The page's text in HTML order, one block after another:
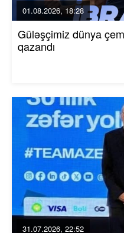
01.08.2026, 18:28
Güləşçimiz dünya
qazandı
31.07.2026, 22:52